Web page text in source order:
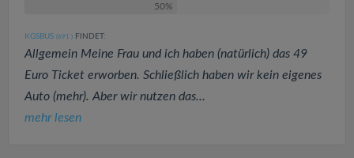
50%
KGSBUS (691 ) FINDET:
Allgemein Meine Frau und ich haben (natürlich) das 49
Euro Ticket erworben. Schließlich haben wir kein eigenes
Auto (mehr). Aber wir nutzen das...
mehr lesen